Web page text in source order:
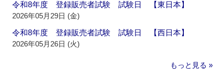
令和8年度 登録販売者試験 試験日 【東日本】
2026年05月29日 (金)
令和8年度 登録販売者試験 試験日 【西日本】
2026年05月26日 (火)
もっと見る »